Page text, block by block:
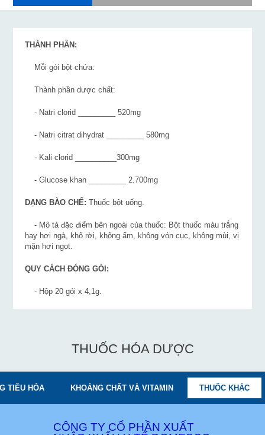
THÀNH PHẦN:
Mỗi gói bột chứa:
Thành phần dược chất:
- Natri clorid _________ 520mg
- Natri citrat dihydrat _________ 580mg
- Kali clorid __________300mg
- Glucose khan _________ 2.700mg
DẠNG BÀO CHẾ: Thuốc bột uống.
- Mô tả đặc điểm bên ngoài của thuốc: Bột thuốc màu trắng
hay hơi ngà, khô rời, không ẩm, không vón cục, không mùi, vị
mặn hơi ngọt.
QUY CÁCH ĐÓNG GÓI:
- Hộp 20 gói x 4,1g.
THUỐC HÓA DƯỢC
TIÊU HÓA KHOÁNG CHẤT VÀ VITAMIN THUỐC KHÁC
CÔNG TY CỔ PHẦN XUẤT